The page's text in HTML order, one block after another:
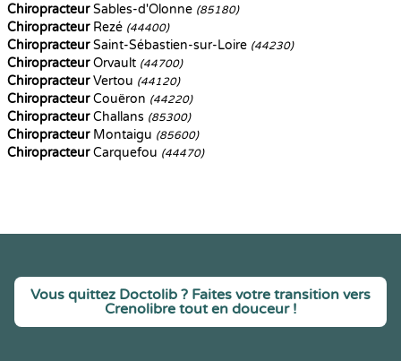
ChiropracteurSables-d'Olonne (85180)
ChiropracteurRezé (44400)
ChiropracteurSaint-Sébastien-sur-Loire (44230)
ChiropracteurOrvault (44700)
ChiropracteurVertou (44120)
ChiropracteurCouëron (44220)
ChiropracteurChallans (85300)
ChiropracteurMontaigu (85600)
ChiropracteurCarquefou (44470)
Vous quittez Doctolib ? Faites votre transition vers
Crenolibre tout en douceur !